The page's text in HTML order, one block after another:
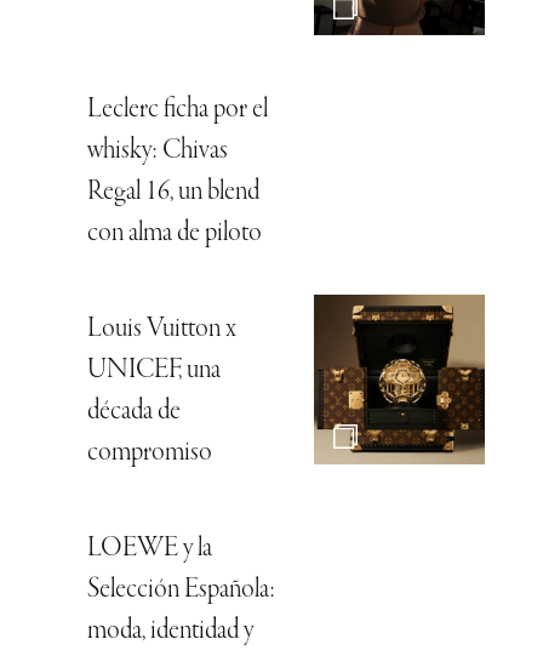
Leclerc ficha por el
whisky: Chivas
Regal 16, un blend
con alma de piloto
Louis Vuitton x
UNICEF, una
década de
compromiso
LOEWE y la
Selección Española:
moda, identidad y